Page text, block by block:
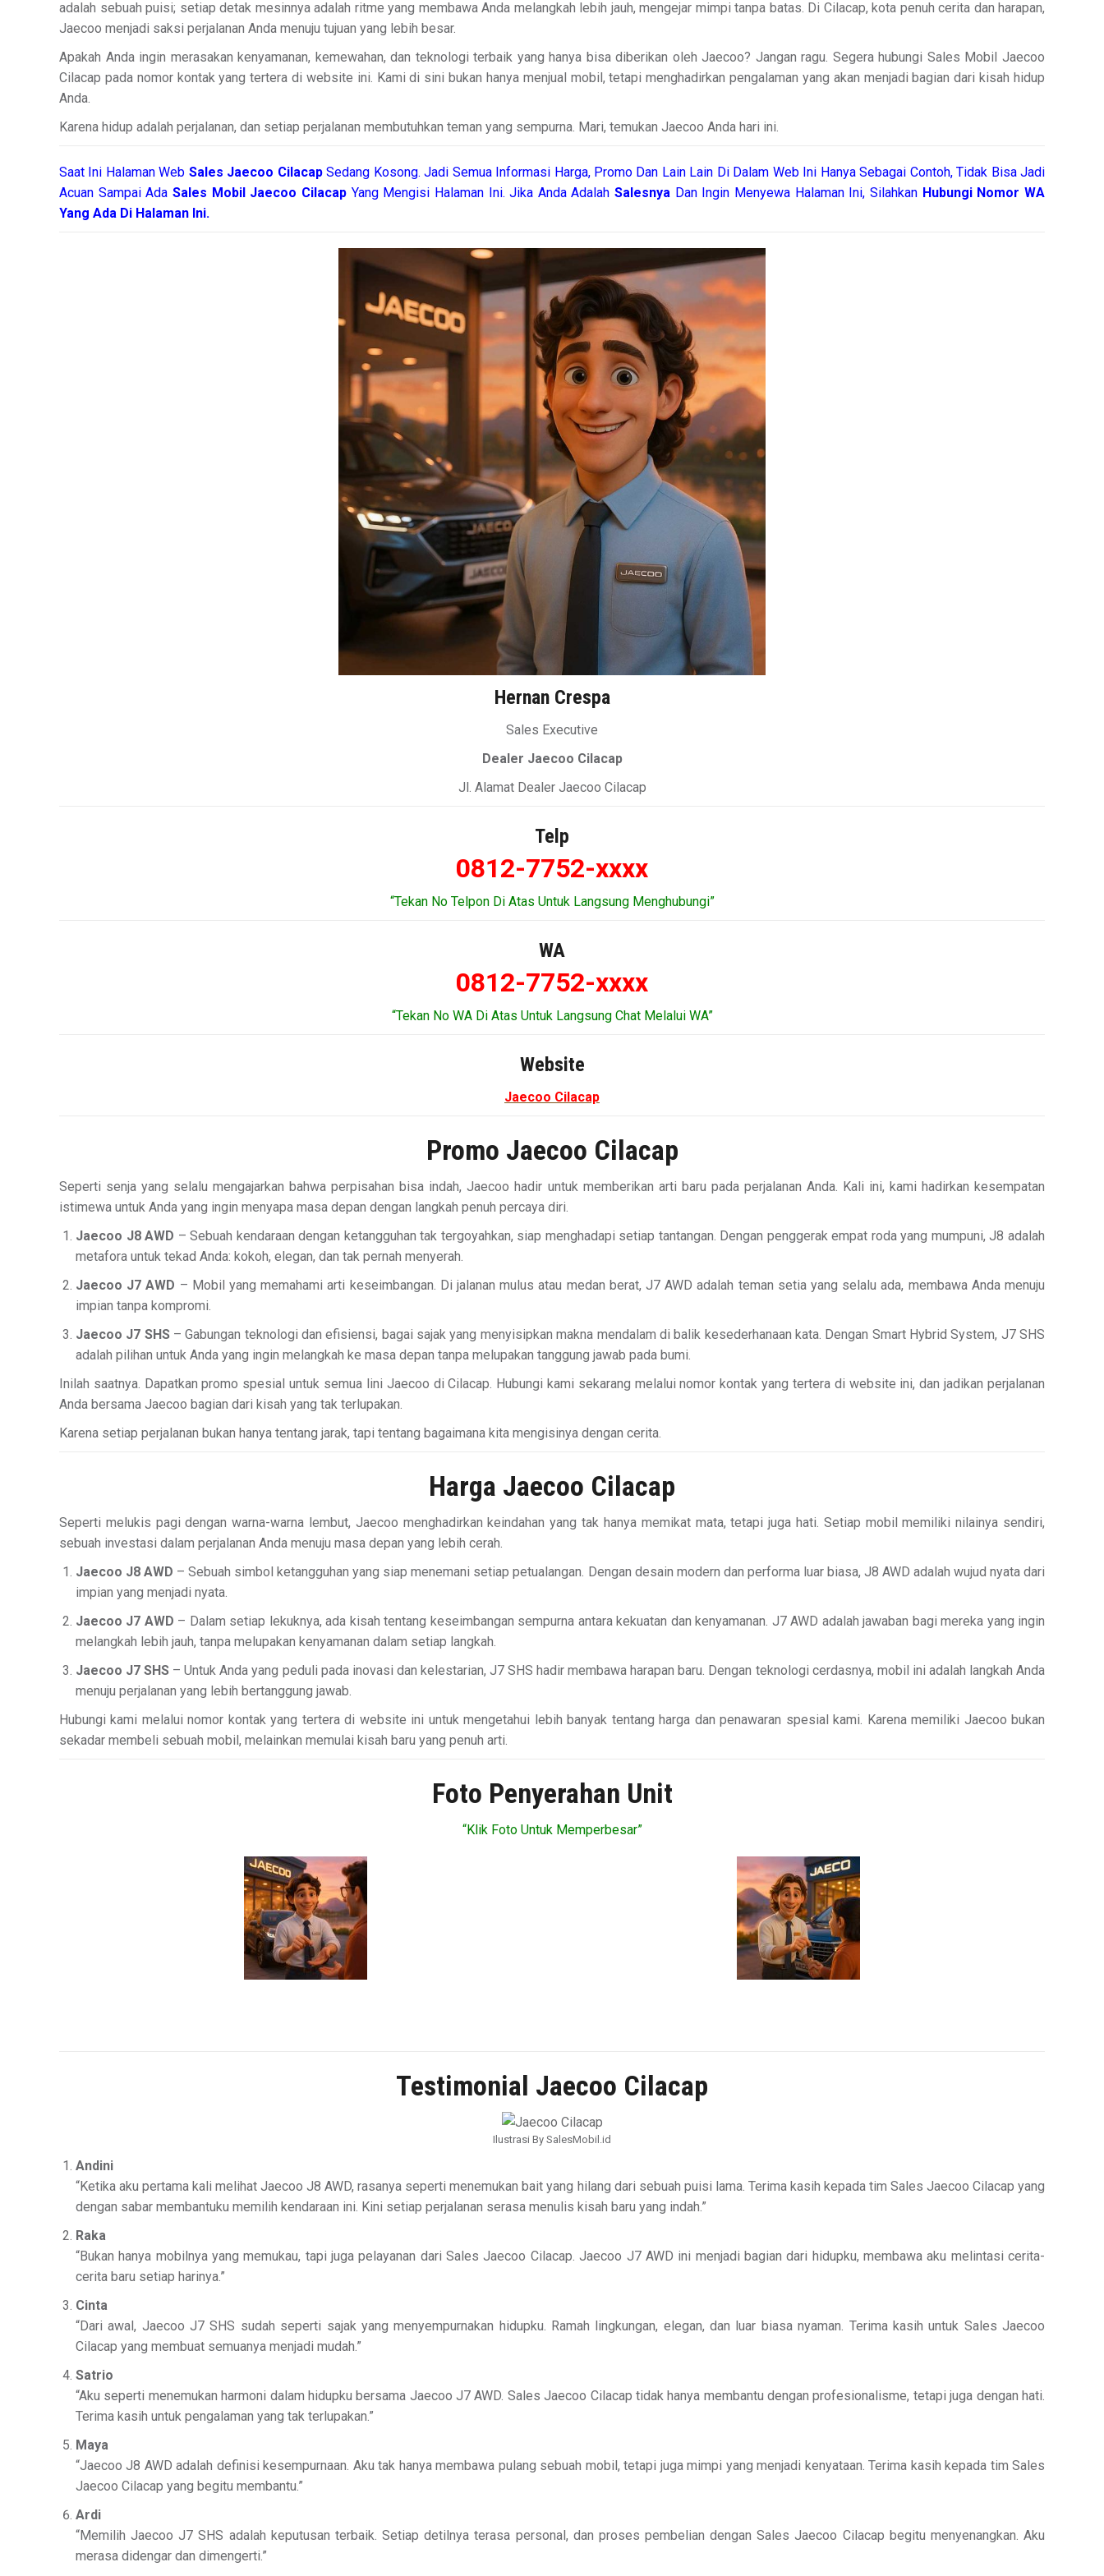
adalah sebuah puisi; setiap detak mesinnya adalah ritme yang membawa Anda melangkah lebih jauh, mengejar mimpi tanpa batas. Di Cilacap, kota penuh cerita dan harapan,
Jaecoo menjadi saksi perjalanan Anda menuju tujuan yang lebih besar.
Apakah Anda ingin merasakan kenyamanan, kemewahan, dan teknologi terbaik yang hanya bisa diberikan oleh Jaecoo? Jangan ragu. Segera hubungi Sales Mobil Jaecoo
Cilacap pada nomor kontak yang tertera di website ini. Kami di sini bukan hanya menjual mobil, tetapi menghadirkan pengalaman yang akan menjadi bagian dari kisah hidup
Anda.
Karena hidup adalah perjalanan, dan setiap perjalanan membutuhkan teman yang sempurna. Mari, temukan Jaecoo Anda hari ini.
Saat Ini Halaman Web Sales Jaecoo CilacapSedang Kosong. Jadi Semua Informasi Harga, Promo Dan Lain Lain Di Dalam Web Ini Hanya Sebagai Contoh, Tidak Bisa Jadi
Acuan Sampai Ada Sales Mobil Jaecoo Cilacap Yang Mengisi Halaman Ini. Jika Anda AdalahSalesnya Dan Ingin Menyewa Halaman Ini, Silahkan Hubungi Nomor WA
Yang Ada Di Halaman Ini.
Hernan Crespa
Sales Executive
Dealer Jaecoo Cilacap
Jl. Alamat Dealer Jaecoo Cilacap
Telp
0812-7752-xxxx
“Tekan No Telpon Di Atas Untuk Langsung Menghubungi”
WA
0812-7752-xxxx
“Tekan No WA Di Atas Untuk Langsung Chat Melalui WA”
Website
Jaecoo Cilacap
Promo Jaecoo Cilacap
Seperti senja yang selalu mengajarkan bahwa perpisahan bisa indah, Jaecoo hadir untuk memberikan arti baru pada perjalanan Anda. Kali ini, kami hadirkan kesempatan
istimewa untuk Anda yang ingin menyapa masa depan dengan langkah penuh percaya diri.
Jaecoo J8 AWD – Sebuah kendaraan dengan ketangguhan tak tergoyahkan, siap menghadapi setiap tantangan. Dengan penggerak empat roda yang mumpuni, J8 adalah
metafora untuk tekad Anda: kokoh, elegan, dan tak pernah menyerah.
Jaecoo J7 AWD – Mobil yang memahami arti keseimbangan. Di jalanan mulus atau medan berat, J7 AWD adalah teman setia yang selalu ada, membawa Anda menuju
impian tanpa kompromi.
Jaecoo J7 SHS– Gabungan teknologi dan efisiensi, bagai sajak yang menyisipkan makna mendalam di balik kesederhanaan kata. Dengan Smart Hybrid System, J7 SHS
adalah pilihan untuk Anda yang ingin melangkah ke masa depan tanpa melupakan tanggung jawab pada bumi.
Inilah saatnya. Dapatkan promo spesial untuk semua lini Jaecoo di Cilacap. Hubungi kami sekarang melalui nomor kontak yang tertera di website ini, dan jadikan perjalanan
Anda bersama Jaecoo bagian dari kisah yang tak terlupakan.
Karena setiap perjalanan bukan hanya tentang jarak, tapi tentang bagaimana kita mengisinya dengan cerita.
Harga Jaecoo Cilacap
Seperti melukis pagi dengan warna-warna lembut, Jaecoo menghadirkan keindahan yang tak hanya memikat mata, tetapi juga hati. Setiap mobil memiliki nilainya sendiri,
sebuah investasi dalam perjalanan Anda menuju masa depan yang lebih cerah.
Jaecoo J8 AWD – Sebuah simbol ketangguhan yang siap menemani setiap petualangan. Dengan desain modern dan performa luar biasa, J8 AWD adalah wujud nyata dari
impian yang menjadi nyata.
Jaecoo J7 AWD – Dalam setiap lekuknya, ada kisah tentang keseimbangan sempurna antara kekuatan dan kenyamanan. J7 AWD adalah jawaban bagi mereka yang ingin
melangkah lebih jauh, tanpa melupakan kenyamanan dalam setiap langkah.
Jaecoo J7 SHS – Untuk Anda yang peduli pada inovasi dan kelestarian, J7 SHS hadir membawa harapan baru. Dengan teknologi cerdasnya, mobil ini adalah langkah Anda
menuju perjalanan yang lebih bertanggung jawab.
Hubungi kami melalui nomor kontak yang tertera di website ini untuk mengetahui lebih banyak tentang harga dan penawaran spesial kami. Karena memiliki Jaecoo bukan
sekadar membeli sebuah mobil, melainkan memulai kisah baru yang penuh arti.
Foto Penyerahan Unit
“Klik Foto Untuk Memperbesar”
Testimonial Jaecoo Cilacap
Ilustrasi By SalesMobil.id
Andini
“Ketika aku pertama kali melihat Jaecoo J8 AWD, rasanya seperti menemukan bait yang hilang dari sebuah puisi lama. Terima kasih kepada tim Sales Jaecoo Cilacap yang
dengan sabar membantuku memilih kendaraan ini. Kini setiap perjalanan serasa menulis kisah baru yang indah.”
Raka
“Bukan hanya mobilnya yang memukau, tapi juga pelayanan dari Sales Jaecoo Cilacap. Jaecoo J7 AWD ini menjadi bagian dari hidupku, membawa aku melintasi cerita-
cerita baru setiap harinya.”
Cinta
“Dari awal, Jaecoo J7 SHS sudah seperti sajak yang menyempurnakan hidupku. Ramah lingkungan, elegan, dan luar biasa nyaman. Terima kasih untuk Sales Jaecoo
Cilacap yang membuat semuanya menjadi mudah.”
Satrio
“Aku seperti menemukan harmoni dalam hidupku bersama Jaecoo J7 AWD. Sales Jaecoo Cilacap tidak hanya membantu dengan profesionalisme, tetapi juga dengan hati.
Terima kasih untuk pengalaman yang tak terlupakan.”
Maya
“Jaecoo J8 AWD adalah definisi kesempurnaan. Aku tak hanya membawa pulang sebuah mobil, tetapi juga mimpi yang menjadi kenyataan. Terima kasih kepada tim Sales
Jaecoo Cilacap yang begitu membantu.”
Ardi
“Memilih Jaecoo J7 SHS adalah keputusan terbaik. Setiap detilnya terasa personal, dan proses pembelian dengan Sales Jaecoo Cilacap begitu menyenangkan. Aku
merasa didengar dan dimengerti.”